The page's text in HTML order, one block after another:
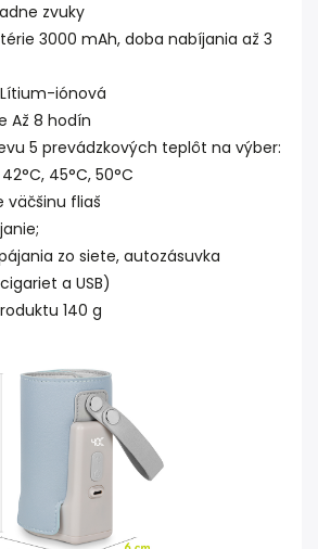
zvuky
3000 mAh, doba nabíjania až 3
iónová
Až 8 hodín
5 prevádzkových teplôt na výber:
45°C, 50°C
väčšinu fliaš
zo siete, autozásuvka
a USB)
140 g